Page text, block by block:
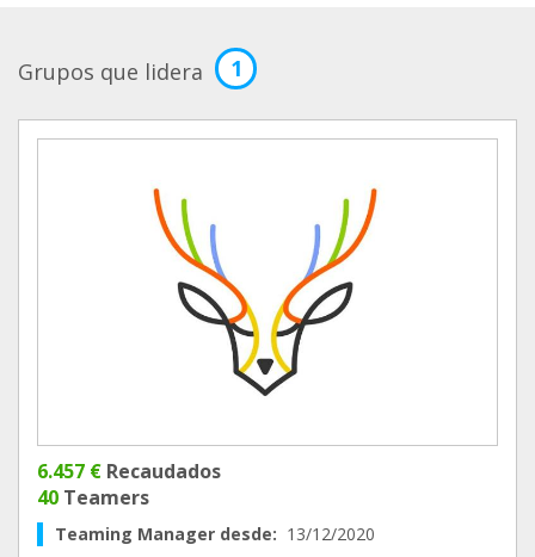
Grupos que lidera 1
6.457 € Recaudados
40 Teamers
Teaming Manager desde: 13/12/2020